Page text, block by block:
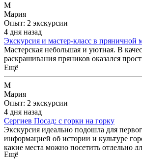
М
Мария
Опыт: 2 экскурсии
4 дня назад
Экскурсия и мастер-класс в пряничной
Мастерская небольшая и уютная. В
раскрашивания пряников оказался
Ещё
М
Мария
Опыт: 2 экскурсии
4 дня назад
Сергиев Посад: с горки на горку
Экскурсия идеально подошла для
информацией об истории и культуре
какие места можно посетить отдельно
Ещё